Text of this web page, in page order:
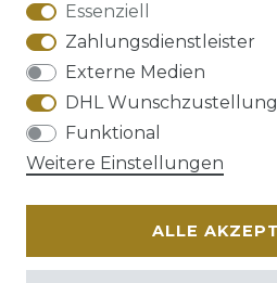
Essenziell
Zahlungsdienstleister
Externe Medien
DHL Wunschzustellung
Funktional
Weitere Einstellungen
ALLE